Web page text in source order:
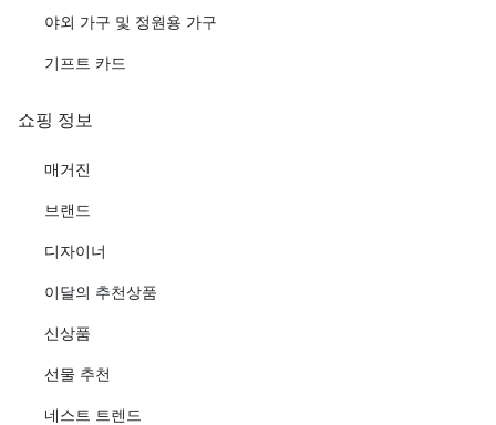
야외 가구 및 정원용 가구
기프트 카드
쇼핑 정보
매거진
브랜드
디자이너
이달의 추천상품
신상품
선물 추천
네스트 트렌드